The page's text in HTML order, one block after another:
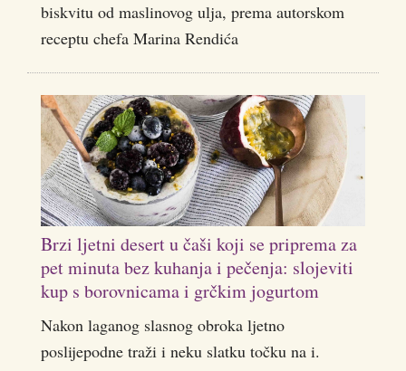
biskvitu od maslinovog ulja, prema autorskom
receptu chefa Marina Rendića
Brzi ljetni desert u čaši koji se priprema za
pet minuta bez kuhanja i pečenja: slojeviti
kup s borovnicama i grčkim jogurtom
Nakon laganog slasnog obroka ljetno
poslijepodne traži i neku slatku točku na i.